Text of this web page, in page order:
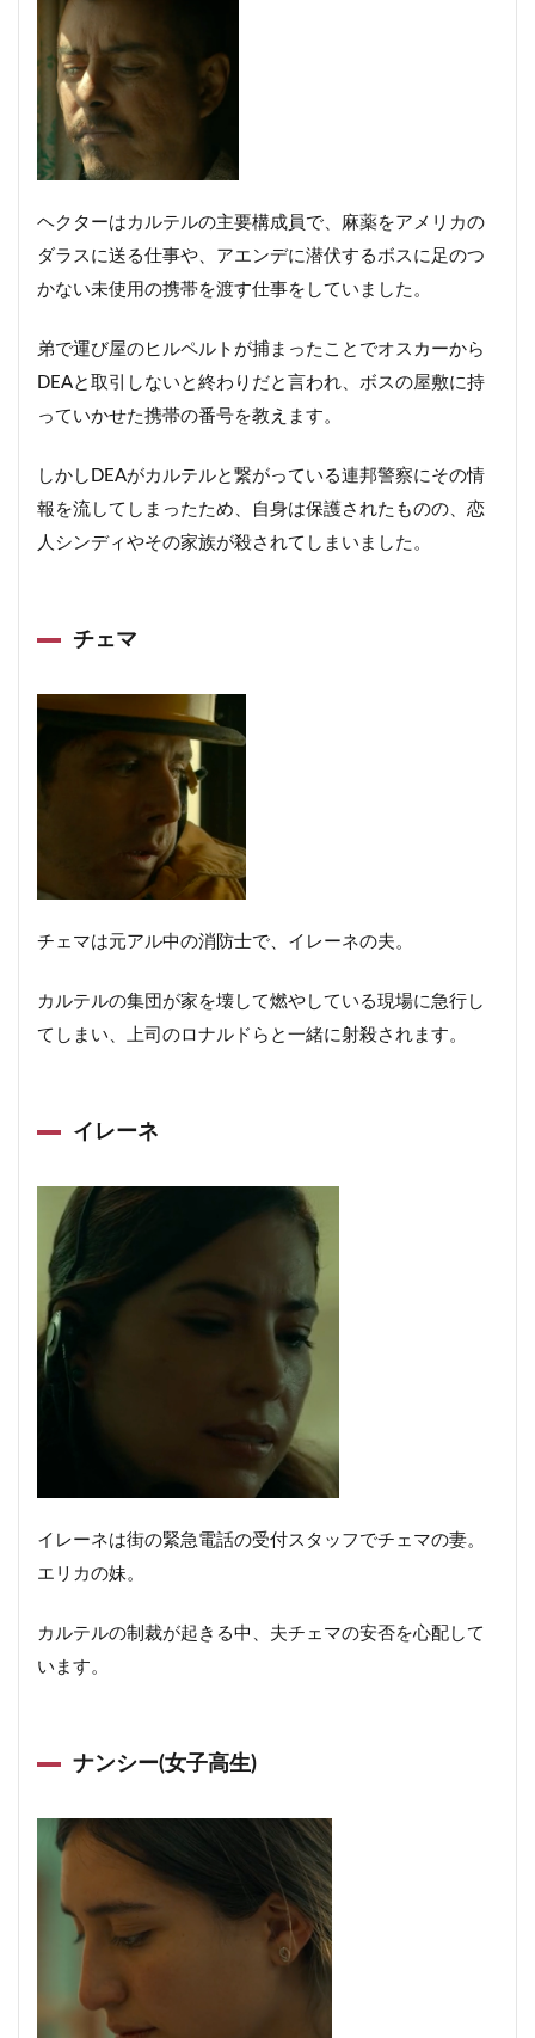
ヘクターはカルテルの主要構成員で、麻薬をアメリカの
ダラスに送る仕事や、アエンデに潜伏するボスに足のつ
かない未使用の携帯を渡す仕事をしていました。
弟で運び屋のヒルペルトが捕まったことでオスカーから
DEAと取引しないと終わりだと言われ、ボスの屋敷に持
っていかせた携帯の番号を教えます。
しかしDEAがカルテルと繋がっている連邦警察にその情
報を流してしまったため、自身は保護されたものの、恋
人シンディやその家族が殺されてしまいました。
チェマ
チェマは元アル中の消防士で、イレーネの夫。
カルテルの集団が家を壊して燃やしている現場に急行し
てしまい、上司のロナルドらと一緒に射殺されます。
イレーネ
イレーネは街の緊急電話の受付スタッフでチェマの妻。
エリカの妹。
カルテルの制裁が起きる中、夫チェマの安否を心配して
います。
ナンシー(女子高生)